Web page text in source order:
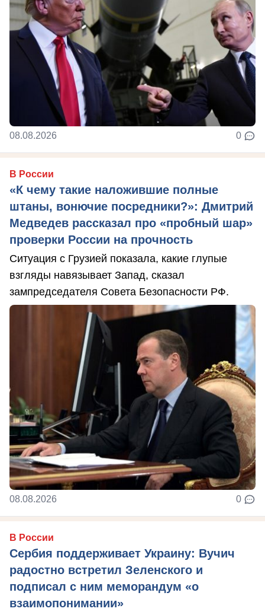
08.08.2026 0
В России
«К чему такие наложившие полные
штаны, вонючие посредники?»: Дмитрий
Медведев рассказал про «пробный шар»
проверки России на прочность
Ситуация с Грузией показала, какие глупые
взгляды навязывает Запад, сказал
зампредседателя Совета Безопасности РФ.
08.08.2026 0
В России
Сербия поддерживает Украину: Вучич
радостно встретил Зеленского и
подписал с ним меморандум «о
взаимопонимании»